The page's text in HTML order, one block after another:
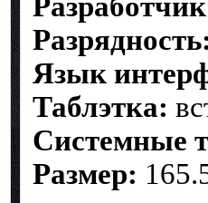
Язык
Таблэтка:
Системные
Размер: